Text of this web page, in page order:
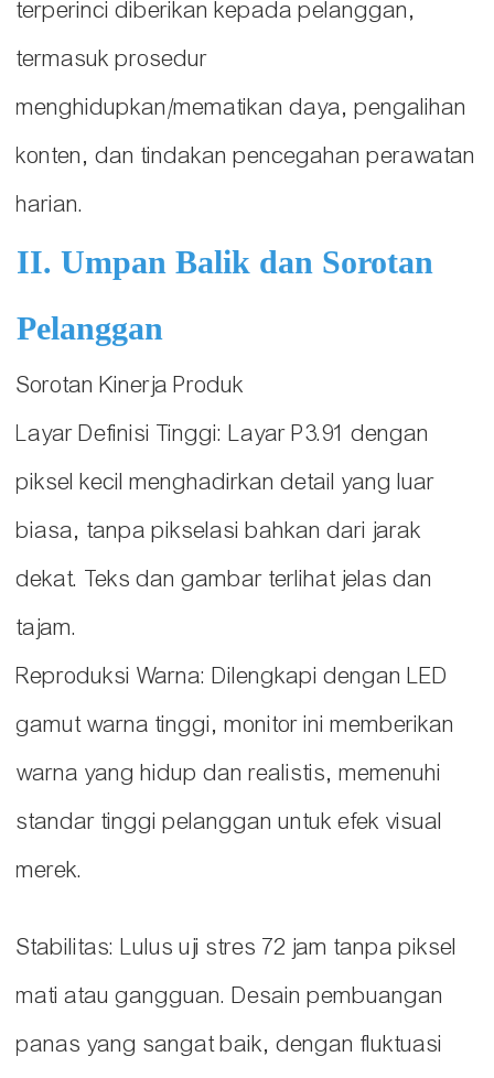
terperinci diberikan kepada pelanggan,
termasuk prosedur
menghidupkan/mematikan daya, pengalihan
konten, dan tindakan pencegahan perawatan
harian.
II. Umpan Balik dan Sorotan
Pelanggan
Sorotan Kinerja Produk
Layar Definisi Tinggi: Layar P3.91 dengan
piksel kecil menghadirkan detail yang luar
biasa, tanpa pikselasi bahkan dari jarak
dekat. Teks dan gambar terlihat jelas dan
tajam.
Reproduksi Warna: Dilengkapi dengan LED
gamut warna tinggi, monitor ini memberikan
warna yang hidup dan realistis, memenuhi
standar tinggi pelanggan untuk efek visual
merek.
Stabilitas: Lulus uji stres 72 jam tanpa piksel
mati atau gangguan. Desain pembuangan
panas yang sangat baik, dengan fluktuasi